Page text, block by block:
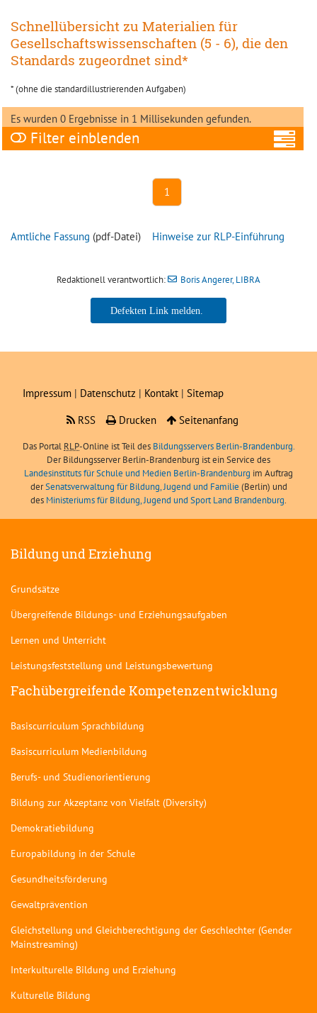
Schnellübersicht zu Materialien für
Gesellschaftswissenschaften (5 - 6), die den
Standards zugeordnet sind*
* (ohne die standardillustrierenden Aufgaben)
Es wurden 0 Ergebnisse in 1 Millisekunden gefunden.
Filter
1
Amtliche Fassung (pdf-Datei) Hinweise zur RLP-Einführung
Redaktionell verantwortlich: Boris Angerer, LIBRA
Boris Angerer, LIBRA
Impressum | Datenschutz | Kontakt | Sitemap
RSS
Drucken Seitenanfang
Das Portal RLP-Online ist Teil des Bildungsservers Berlin-Brandenburg.
Der Bildungsserver Berlin-Brandenburg ist ein Service des
Landesinstituts für Schule und Medien Berlin-Brandenburg im Auftrag
derSenatsverwaltung für Bildung, Jugend und Familie (Berlin) und
des Ministeriums für Bildung, Jugend und Sport Land Brandenburg.
Bildung und Erziehung
Grundsätze
Übergreifende Bildungs- und Erziehungsaufgaben
Lernen und Unterricht
Leistungsfeststellung und Leistungsbewertung
Fachübergreifende Kompetenzentwicklung
Basiscurriculum Sprachbildung
Basiscurriculum Medienbildung
Berufs- und Studienorientierung
Bildung zur Akzeptanz von Vielfalt (Diversity)
Demokratiebildung
Europabildung in der Schule
Gesundheitsförderung
Gewaltprävention
Gleichstellung und Gleichberechtigung der Geschlechter (Gender
Mainstreaming)
Interkulturelle Bildung und Erziehung
Kulturelle Bildung